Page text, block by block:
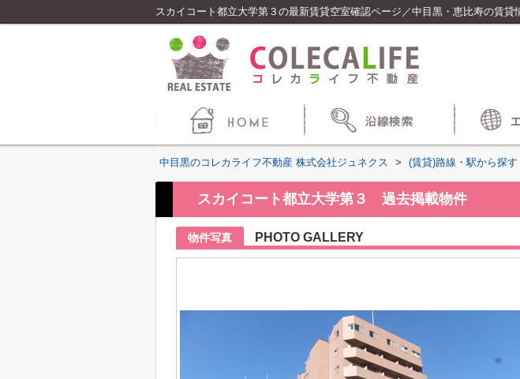
中目黒のコレカライフ不動産 株式会社ジュネクス > (賃貸)路線・駅から探す
スカイコート都立大学第３ 過去掲載物件
物件写真 PHOTO GALLERY